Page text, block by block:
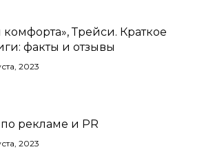
Трейси. Краткое
факты и отзывы
2023
рекламе и PR
2023